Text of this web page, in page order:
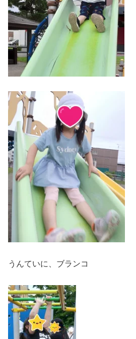
うんていに、ブランコ